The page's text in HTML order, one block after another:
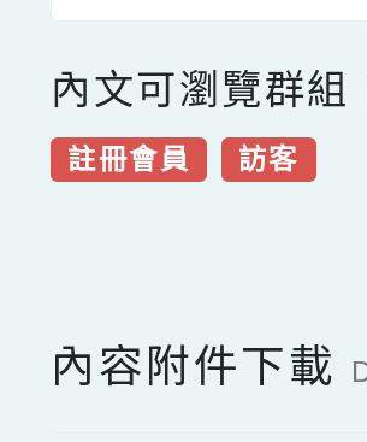
內文可瀏覽群組
註冊會員 訪客
內容附件下載